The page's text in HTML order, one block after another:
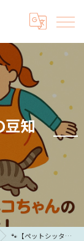
豆知
🐾【ペットシッターの豆知識】🐾